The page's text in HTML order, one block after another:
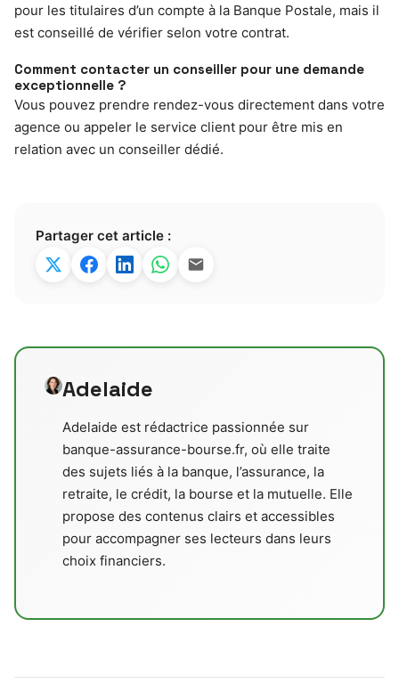
pour les titulaires d’un compte à la Banque Postale, mais il
est conseillé de vérifier selon votre contrat.
Comment contacter un conseiller pour une demande
exceptionnelle ?
Vous pouvez prendre rendez-vous directement dans votre
agence ou appeler le service client pour être mis en
relation avec un conseiller dédié.
Partager cet article :
Adelaide
Adelaide est rédactrice passionnée sur
banque-assurance-bourse.fr, où elle traite
des sujets liés à la banque, l’assurance, la
retraite, le crédit, la bourse et la mutuelle. Elle
propose des contenus clairs et accessibles
pour accompagner ses lecteurs dans leurs
choix financiers.